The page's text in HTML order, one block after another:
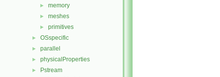
► memory
► meshes
► primitives
► OSspecific
► parallel
► physicalProperties
► Pstream